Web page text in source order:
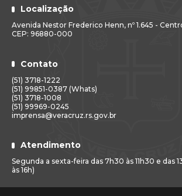
Localização
Avenida Nestor Frederico Henn, nº 1.645 -
CEP: 96880-000
Contato
(51) 3718-1222
(51) 99851-0387 (Whats)
(51) 3718-1008
(51) 99969-0245
imprensa@veracruz.rs.gov.br
Atendimento
Segunda a sexta-feira das 7h30 às 11h30 e das
às 16h)